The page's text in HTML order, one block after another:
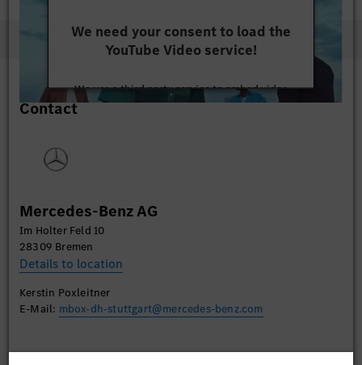
We need your consent to load the
YouTube Video service!
We use a third party service to embed video
content that may collect data about your activity.
Contact
Mercedes-Benz AG
Im Holter Feld 10
28309 Bremen
Details to location
Kerstin Poxleitner
E-Mail: mbox-dh-stuttgart@mercedes-benz.com